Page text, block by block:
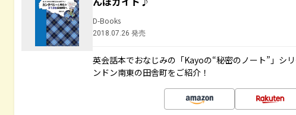
D-Books
2018.07.26 発売
英会話本でおなじみの「Kayoの“秘密のノート”」シ
ンドン南東の田舎町をご紹介！